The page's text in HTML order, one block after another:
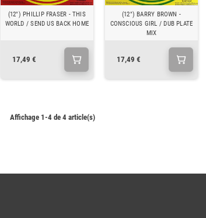
(12") PHILLIP FRASER - THIS
WORLD / SEND US BACK HOME
17,49 €
(12") BARRY BROWN -
CONSCIOUS GIRL / DUB PLATE
MIX
17,49 €
Affichage 1-4 de 4 article(s)